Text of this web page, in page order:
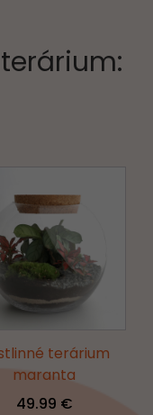
terárium
maranta
49.99 €